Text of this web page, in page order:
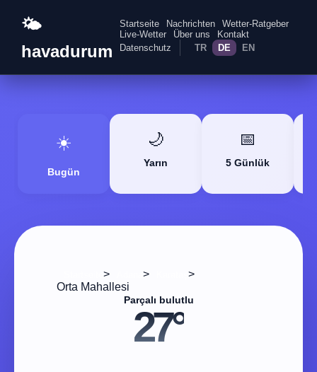
🌤️
havadurum
Startseite Nachrichten
Wetter-Ratgeber
Live-Wetter
Über uns
Kontakt
Datenschutz
TR DE EN
☀️
Bugün
🌙
Yarın
📅
5 Günlük
> >
>
Orta Mahallesi
Parçalı bulutlu
27°